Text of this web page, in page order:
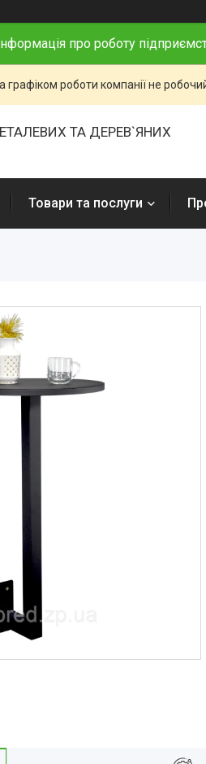
про роботу
графіком роботи компанії не
ТА ДЕРЕВ`ЯНИХ
Товари та послуги